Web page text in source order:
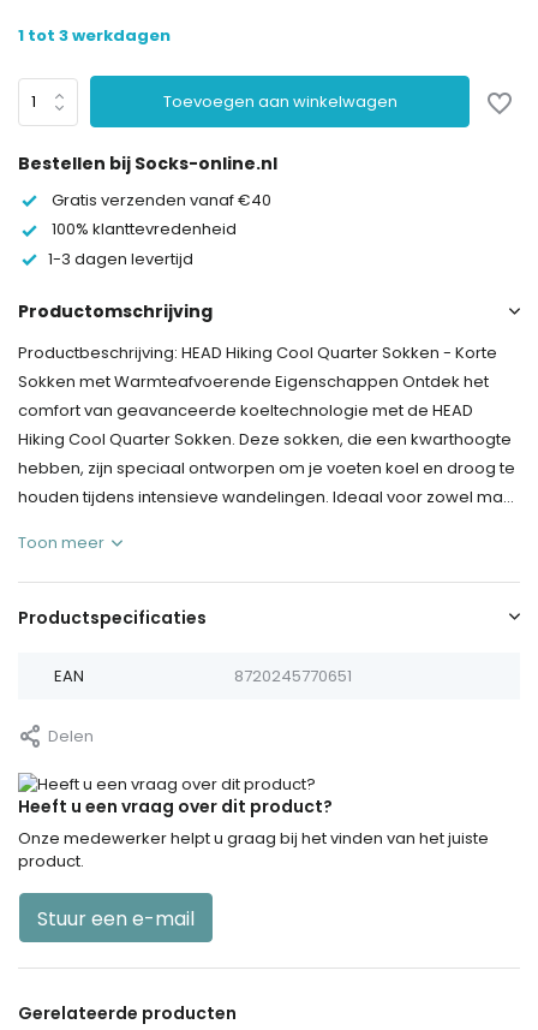
1 tot 3 werkdagen
Toevoegen aan winkelwagen
Bestellen bij Socks-online.nl
Gratis verzenden vanaf €40
100% klanttevredenheid
1-3 dagen levertijd
Productomschrijving
Productbeschrijving: HEAD Hiking Cool Quarter Sokken - Korte
Sokken met Warmteafvoerende Eigenschappen Ontdek het
comfort van geavanceerde koeltechnologie met de HEAD
Hiking Cool Quarter Sokken. Deze sokken, die een kwarthoogte
hebben, zijn speciaal ontworpen om je voeten koel en droog te
houden tijdens intensieve wandelingen. Ideaal voor zowel ma...
Toon meer
Productspecificaties
EAN 8720245770651
Delen
Heeft u een vraag over dit product?
Onze medewerker helpt u graag bij het vinden van het juiste
product.
Stuur een e-mail
Gerelateerde producten